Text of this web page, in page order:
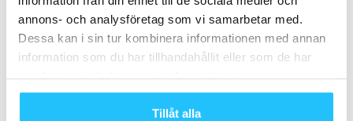
annons- och analysföretag som vi samarbetar med.
Dessa kan i sin tur kombinera informationen med annan
information som du har tillhandahållit eller som de har
Tillåt alla